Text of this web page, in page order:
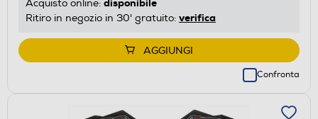
Acquisto online: disponibile
Ritiro in negozio in 30' gratuito: verifica
AGGIUNGI
Confronta